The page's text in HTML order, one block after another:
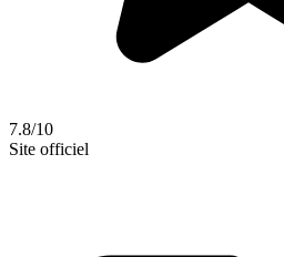
7.8/10
Site officiel